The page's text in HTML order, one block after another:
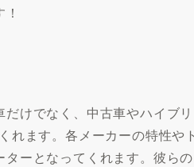
けでなく、中古車やハイブリ
れます。各メーカーの特性や
ーとなってくれます。彼らの